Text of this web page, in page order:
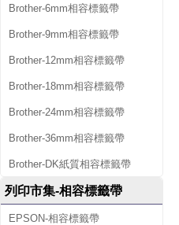
Brother-6mm相容標籤帶
Brother-9mm相容標籤帶
Brother-12mm相容標籤帶
Brother-18mm相容標籤帶
Brother-24mm相容標籤帶
Brother-36mm相容標籤帶
Brother-DK紙質相容標籤帶
列印市集-相容標籤帶
EPSON-相容標籤帶